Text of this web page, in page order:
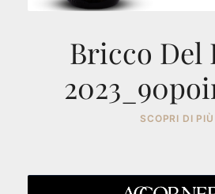
Bricco Del
SCOPRI DI PIÙ